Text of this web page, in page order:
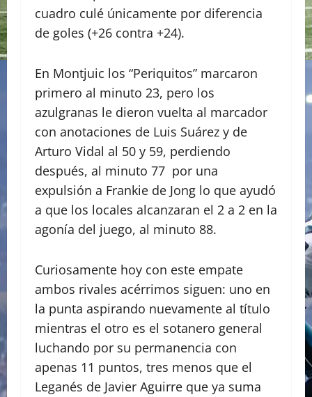
cuadro culé únicamente por diferencia
de goles (+26 contra +24).
En Montjuic los “Periquitos” marcaron
primero al minuto 23, pero los
azulgranas le dieron vuelta al marcador
con anotaciones de Luis Suárez y de
Arturo Vidal al 50 y 59, perdiendo
después, al minuto 77 por una
expulsión a Frankie de Jong lo que ayudó
a que los locales alcanzaran el 2 a 2 en la
agonía del juego, al minuto 88.
Curiosamente hoy con este empate
ambos rivales acérrimos siguen: uno en
la punta aspirando nuevamente al título
mientras el otro es el sotanero general
luchando por su permanencia con
apenas 11 puntos, tres menos que el
Leganés de Javier Aguirre que ya suma